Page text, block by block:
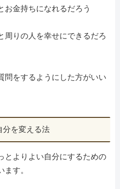
お金持ちになれるだろう
周りの人を幸せにできるだろ
問をするようにした方がいい
分を変える法
とよりよい自分にするための
す。